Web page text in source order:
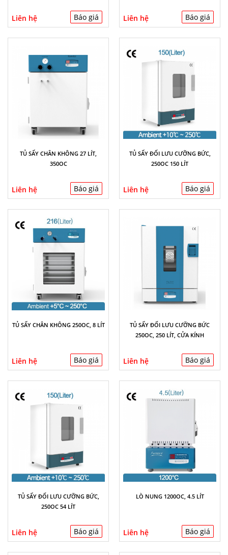
Liên hệ Báo giá Liên hệ Báo giá
TỦ SẤY CHÂN KHÔNG 27 LÍT,
350OC
Liên hệ Báo giá
TỦ SẤY ĐỐI LƯU CƯỠNG BỨC,
250OC 150 LÍT
Liên hệ Báo giá
TỦ SẤY CHÂN KHÔNG 250OC, 8 LÍT
Liên hệ Báo giá
TỦ SẤY ĐỐI LƯU CƯỠNG BỨC
250OC, 250 LÍT, CỬA KÍNH
Liên hệ Báo giá
TỦ SẤY ĐỐI LƯU CƯỠNG BỨC,
250OC 54 LÍT
Liên hệ Báo giá
LÒ NUNG 1200OC, 4.5 LÍT
Liên hệ Báo giá